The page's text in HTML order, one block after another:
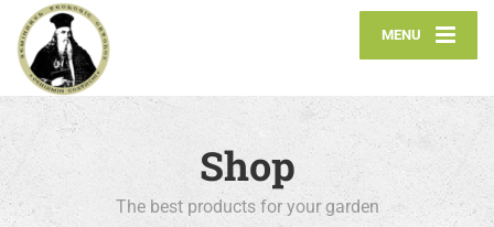
MENU
Shop
The best products for your garden